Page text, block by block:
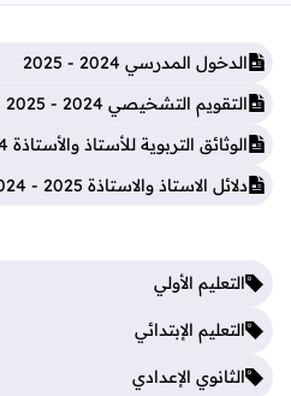
الدخول المدرسي 2024 - 2025
التقويم التشخيصي 2024 - 2025
الوثائق التربوية للأستاذ والأستاذة 2024 - 2025
دلائل الاستاذ والاستاذة 2025 - 2024
التعليم الأولي
التعليم الإبتدائي
الثانوي الإعدادي